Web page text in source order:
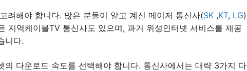
려해야 합니다. 많은 분들이 알고 계신 메이저 통신사(SK ,KT, LG)
지역케이블TV 통신사도 있으며, 과거 위성인터넷 서비스를 제공
니다.
의 다운로드 속도를 선택해야 합니다. 통신사에서는 대략 3가지 다